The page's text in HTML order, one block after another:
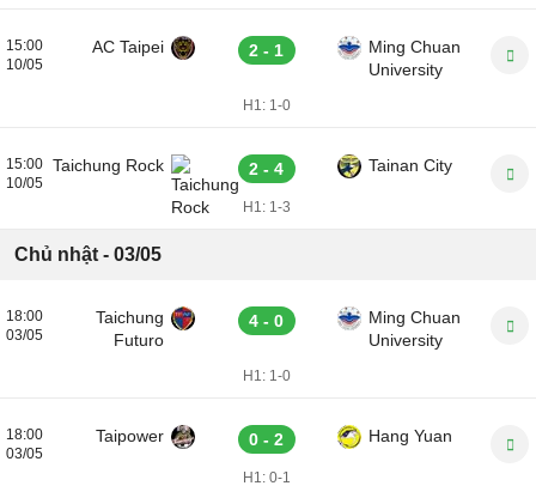
15:00
10/05
AC Taipei 2 - 1
Ming Chuan
University
H1: 1-0
15:00
10/05
Taichung Rock 2 - 4 Tainan City
H1: 1-3
Chủ nhật - 03/05
18:00
03/05
Taichung
Futuro
4 - 0
Ming Chuan
University
H1: 1-0
18:00
03/05
Taipower 0 - 2 Hang Yuan
H1: 0-1